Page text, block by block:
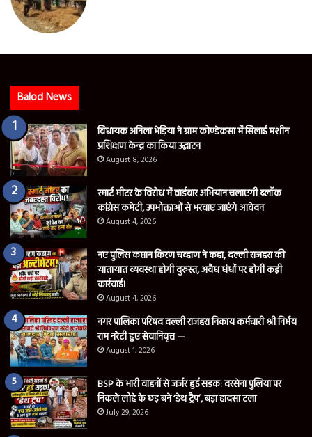
Balod News
विधायक अनिला भेड़िया ने ग्राम कोण्डेकसा में सिलाई मशीन
प्रशिक्षण केन्द्र का किया उद्घाटन
August 8, 2026
स्मार्ट मीटर के विरोध में वार्डवार अभियान चलाएगी ब्लॉक
कांग्रेस कमेटी, उपभोक्ताओं से भरवाए जाएंगे आवेदन
August 4, 2026
नए पुलिस कप्तान किरण चव्हाण ने कहा, दल्ली राजहरा की
यातायात व्यवस्था होगी दुरुस्त, अवैध धंधों पर होगी कड़ी
कार्रवाई।
August 4, 2026
नगर पालिका परिषद दल्ली राजहरा निकाय कर्मचारी श्री निर्भय
राम नरेटी हुए सेवानिवृत्त —
August 1, 2026
BSP के भारी वाहनों से जर्जर हुई सड़क: दरसेना पुलिया पर
निकले लोहे के छड़ बने ‘डेथ ट्रैप’, बड़ा हादसा टला
July 29, 2026